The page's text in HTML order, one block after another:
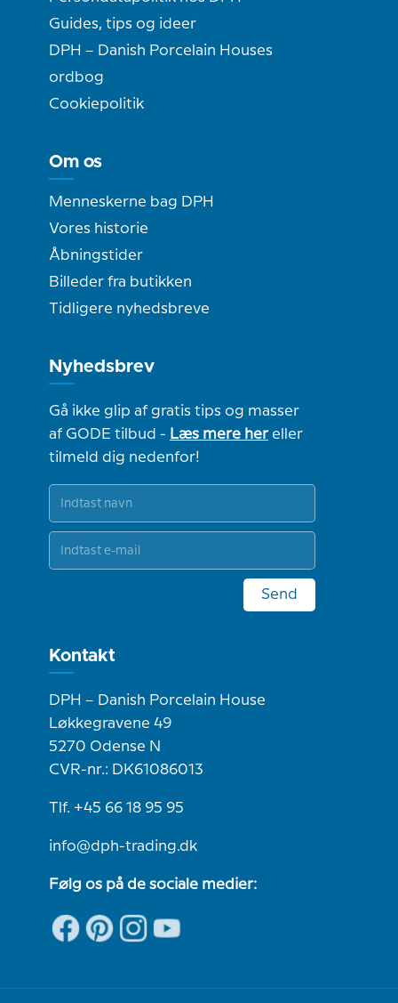
Guides, tips og ideer
DPH – Danish Porcelain Houses
ordbog
Cookiepolitik
Om os
Menneskerne bag DPH
Vores historie
Åbningstider
Billeder fra butikken
Tidligere nyhedsbreve
Nyhedsbrev
Gå ikke glip af gratis tips og masser
af GODE tilbud - Læs mere hereller
tilmeld dig nedenfor!
Send
Kontakt
DPH – Danish Porcelain House
Løkkegravene 49
5270 Odense N
CVR-nr.: DK61086013
Tlf. +45 66 18 95 95
info@dph-trading.dk
Følg os på de sociale medier: